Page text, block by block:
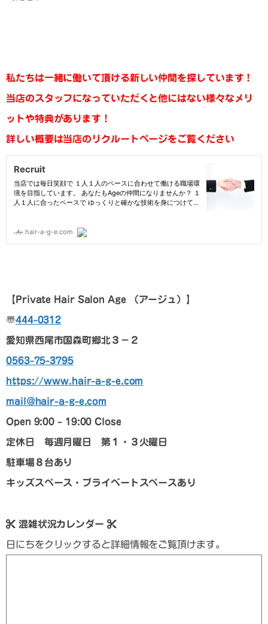
私たちは一緒に働いて頂ける新しい仲間を探しています！
当店のスタッフになっていただくと他にはない様々なメリ
ットや特典があります！
詳しい概要は当店のリクルートページをご覧ください
【Private Hair Salon Age （アージュ） 】
〠444-0312
愛知県西尾市国森町郷北３－２
0563-75-3795
https://www.hair-a-g-e.com
mail@hair-a-g-e.com
Open 9:00 – 19:00 Close
定休日 毎週月曜日 第１・３火曜日
駐車場８台あり
キッズスペース・プライベートスペースあり
混雑状況カレンダー
日にちをクリックすると詳細情報をご覧頂けます。